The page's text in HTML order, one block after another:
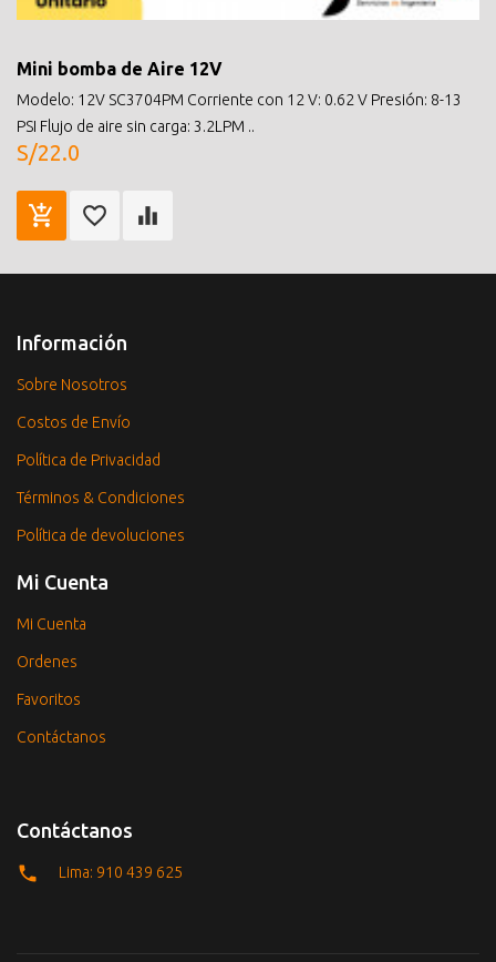
Mini bomba de Aire 12V
Modelo: 12V SC3704PM Corriente con 12 V: 0.62 V Presión: 8-13
PSI Flujo de aire sin carga: 3.2LPM ..
S/22.0
Información
Sobre Nosotros
Costos de Envío
Política de Privacidad
Términos & Condiciones
Política de devoluciones
Mi Cuenta
Mi Cuenta
Ordenes
Favoritos
Contáctanos
Contáctanos
Lima: 910 439 625